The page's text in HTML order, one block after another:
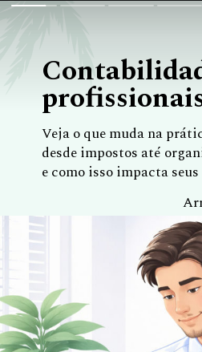
Veja o que muda na
desde impostos até
e como isso impacta